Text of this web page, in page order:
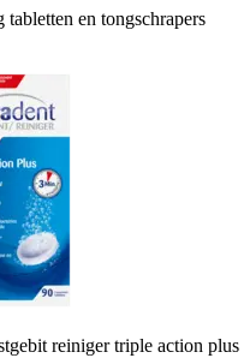
en tongschrapers
reiniger triple action plus